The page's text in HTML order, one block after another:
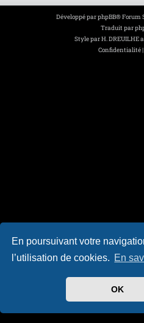
En poursuivant votre
l’utilisation de cookies. En
OK
Développé parphpBB® Forum
Traduit par
Style parH. DREUILHE
Confidentialité|